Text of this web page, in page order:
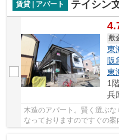
賃貸 | アパート
テイシン
敷
東
阪
東
1
兵
木造のアパート。賢く選ぶ
なっておりますのですぐの